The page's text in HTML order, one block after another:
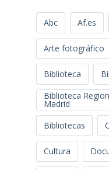
Abc Af.es
Arte fotográfico
Biblioteca
Biblioteca
Madrid
Bibliotecas
Cultura